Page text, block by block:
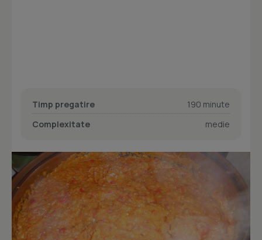
Timp pregatire
190 minute
Complexitate
medie